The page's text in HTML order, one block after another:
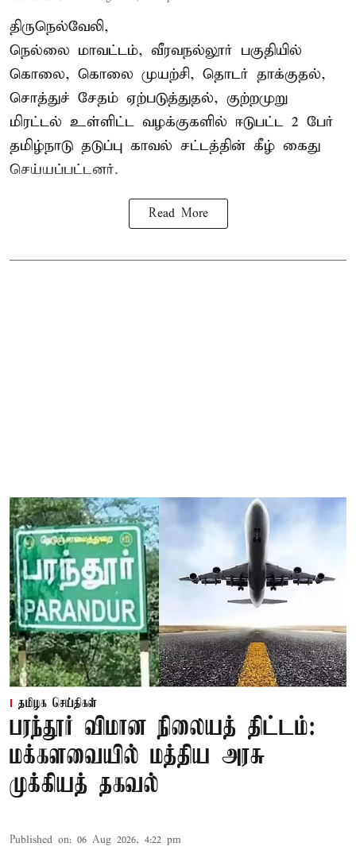
திருநெல்வேலி,
நெல்லை மாவட்டம், வீரவநல்லூர் பகுதியில்
கொலை, கொலை முயற்சி, தொடர் தாக்குதல்,
சொத்துச் சேதம் ஏற்படுத்துதல், குற்றமுறு
மிரட்டல் உள்ளிட்ட வழக்குகளில் ஈடுபட்ட 2 பேர்
தமிழ்நாடு தடுப்பு காவல் சட்டத்தின் கீழ் கைது
செய்யப்பட்டனர்.
Read More
தமிழக செய்திகள்
பரந்தூர் விமான நிலையத் திட்டம்:
மக்களவையில் மத்திய அரசு
முக்கியத் தகவல்
Published on: 06 Aug 2026, 4:22 pm